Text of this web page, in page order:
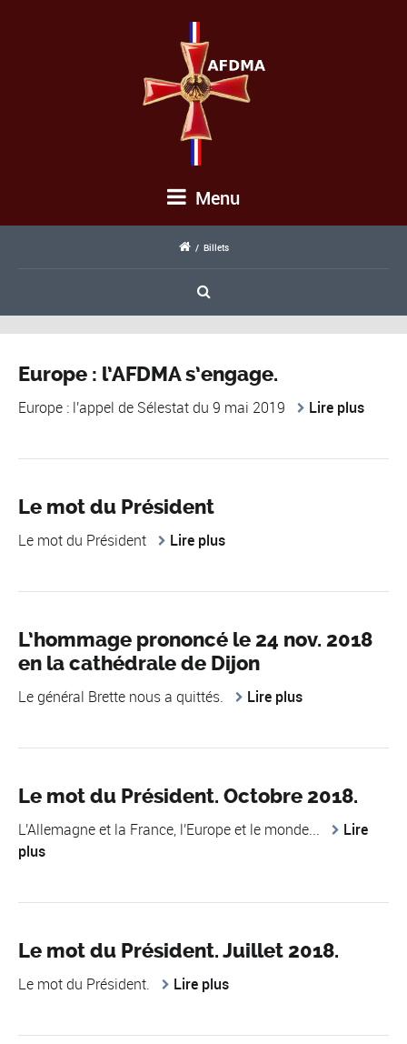
Menu
/ Billets
Europe : l’AFDMA s’engage.
Europe : l'appel de Sélestat du 9 mai 2019 Lire plus
Le mot du Président
Le mot du Président Lire plus
L’hommage prononcé le 24 nov. 2018
en la cathédrale de Dijon
Le général Brette nous a quittés. Lire plus
Le mot du Président. Octobre 2018.
L'Allemagne et la France, l'Europe et le monde...
Lire
plus
Le mot du Président. Juillet 2018.
Le mot du Président. Lire plus